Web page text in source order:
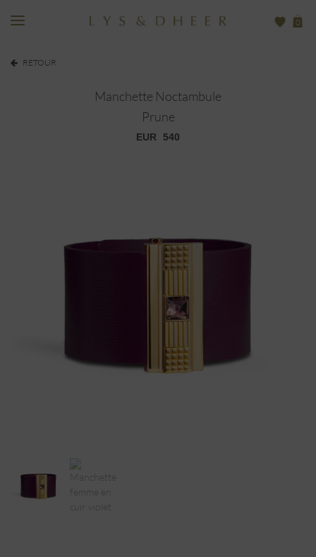
0
RETOUR
Manchette Noctambule
Prune
EUR 540